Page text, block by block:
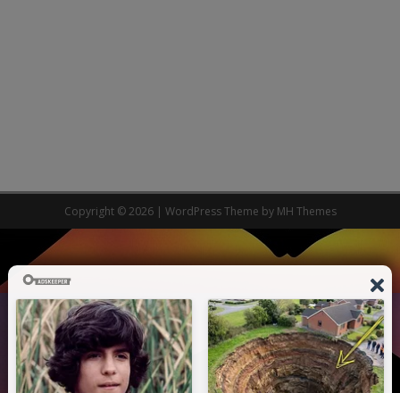
Copyright © 2026 | WordPress Theme by MH Themes